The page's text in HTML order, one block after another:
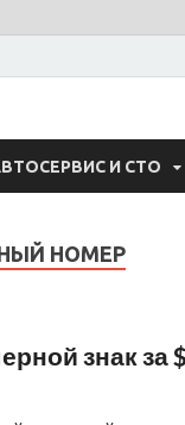
И СТО
НОМЕР
знак за